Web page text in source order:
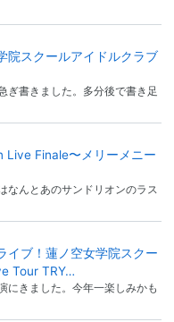
院スクールアイドルクラブ
ぎ書きました。多分後で書き足
Live Finale〜メリーメニー
なんとあのサンドリオンのラス
イブ！蓮ノ空女学院スクー
Tour TRY…
にきました。今年一楽しみかも